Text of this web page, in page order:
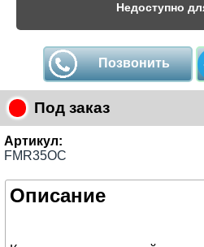
Недоступно
Позвонить
Под заказ
Артикул:
FMR35OC
Описание